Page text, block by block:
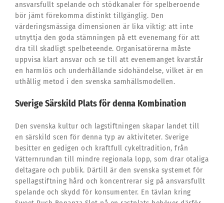
ansvarsfullt spelande och stödkanaler för spelberoende
bör jämt förekomma distinkt tillgänglig. Den
värderingsmässiga dimensionen är lika viktig: att inte
utnyttja den goda stämningen på ett evenemang för att
dra till skadligt spelbeteende. Organisatörerna måste
uppvisa klart ansvar och se till att evenemanget kvarstår
en harmlös och underhållande sidohändelse, vilket är en
uthållig metod i den svenska samhällsmodellen.
Sverige Särskild Plats för denna Kombination
Den svenska kultur och lagstiftningen skapar landet till
en särskild scen för denna typ av aktiviteter. Sverige
besitter en gedigen och kraftfull cykeltradition, från
Vätternrundan till mindre regionala lopp, som drar otaliga
deltagare och publik. Därtill är den svenska systemet för
spellagstiftning hård och koncentrerar sig på ansvarsfullt
spelande och skydd för konsumenter. En tävlan kring